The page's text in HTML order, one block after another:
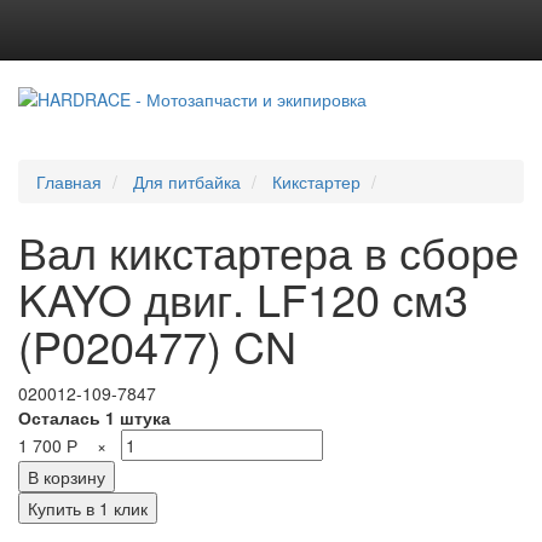
Главная Для питбайка Кикстартер
Вал кикстартера в сборе
KAYO двиг. LF120 см3
(P020477) CN
020012-109-7847
Осталась 1 штука
1 700 Р ×